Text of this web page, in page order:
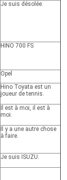
Je suis désolée.
HINO 700 FS
Opel
Hino Toyata est un
joueur de tennis.
Il est à moi, il est à
moi.
Il y a une autre chose
à faire.
Je suis ISUZU.